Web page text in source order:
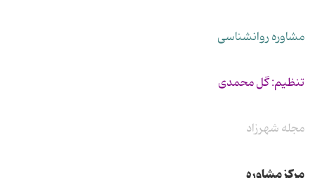
مشاوره روانشناسی
تنظیم: گل محمدی
مجله شهرزاد